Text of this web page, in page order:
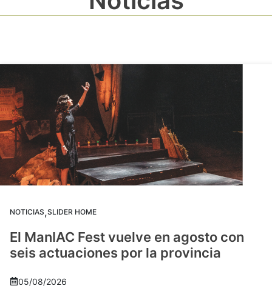
NOTICIAS,SLIDER HOME
El ManIAC Fest vuelve en agosto con
seis actuaciones por la provincia
05/08/2026